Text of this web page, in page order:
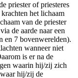
priester of priesteres
het lichaam
van de priester
de aarde naar een
en 7 bovenwerelden).
wanneer niet
is er na de
waarin hij/zij zich
hij/zij de